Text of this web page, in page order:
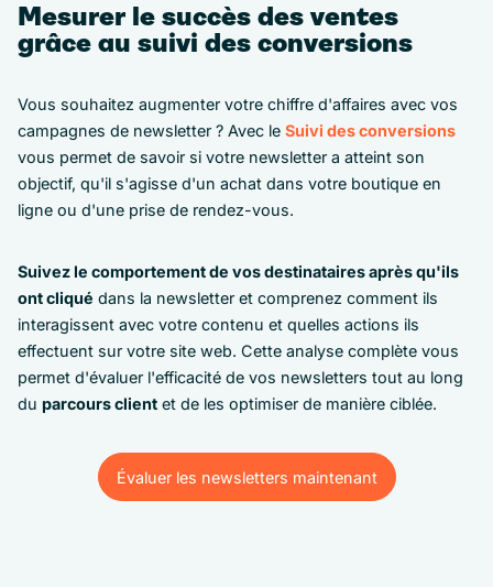
Mesurer le succès des ventes
grâce au suivi des conversions
Vous souhaitez augmenter votre chiffre d'affaires avec vos
campagnes de newsletter ? Avec le Suivi des conversions
vous permet de savoir si votre newsletter a atteint son
objectif, qu'il s'agisse d'un achat dans votre boutique en
ligne ou d'une prise de rendez-vous.
Suivez le comportement de vos destinataires après qu'ils
ont cliqué dans la newsletter et comprenez comment ils
interagissent avec votre contenu et quelles actions ils
effectuent sur votre site web. Cette analyse complète vous
permet d'évaluer l'efficacité de vos newsletters tout au long
du parcours client et de les optimiser de manière ciblée.
Évaluer les newsletters maintenant
Évaluer les newsletters maintenant